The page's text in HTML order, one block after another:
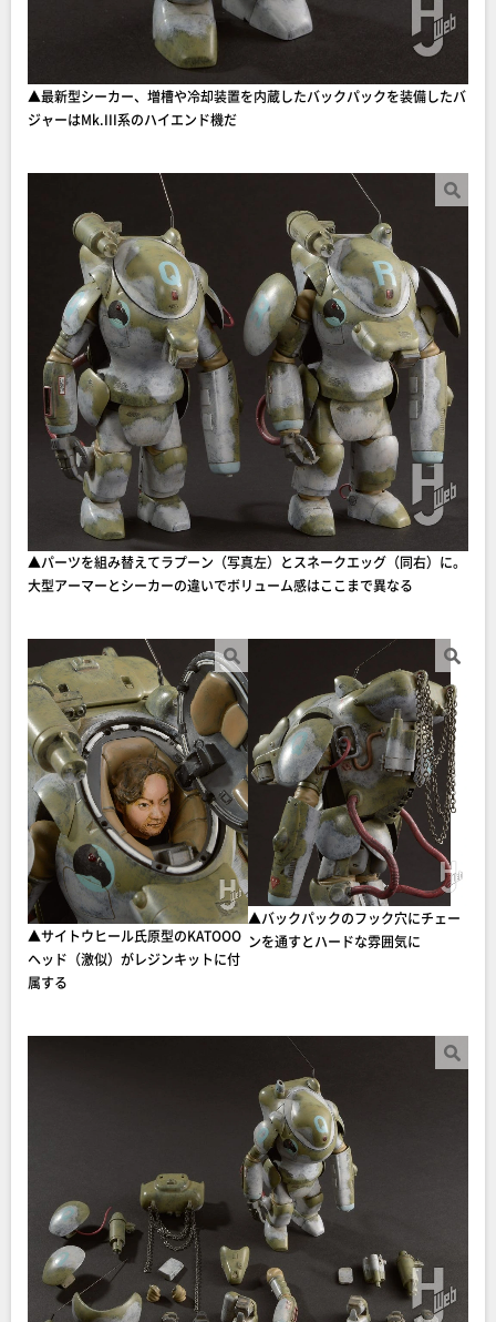
▲最新型シーカー、増槽や冷却装置を内蔵したバックパックを装備したバ
ジャーはMk.III系のハイエンド機だ
▲パーツを組み替えてラプーン（写真左）とスネークエッグ（同右）に。
大型アーマーとシーカーの違いでボリューム感はここまで異なる
▲サイトウヒール氏原型のKATOOO
ヘッド（激似）がレジンキットに付
属する
▲バックパックのフック穴にチェー
ンを通すとハードな雰囲気に